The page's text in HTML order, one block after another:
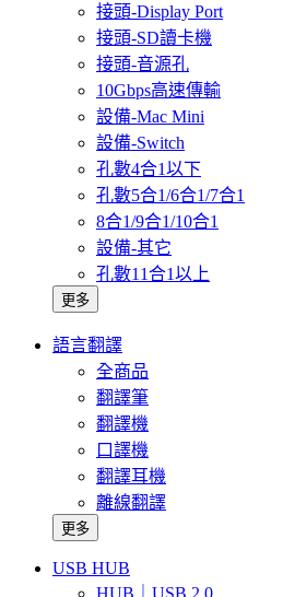
接頭-Display Port
接頭-SD讀卡機
接頭-音源孔
10Gbps高速傳輸
設備-Mac Mini
設備-Switch
孔數4合1以下
孔數5合1/6合1/7合1
8合1/9合1/10合1
設備-其它
孔數11合1以上
更多
語言翻譯
全商品
翻譯筆
翻譯機
口譯機
翻譯耳機
離線翻譯
更多
USB HUB
HUB｜USB 2.0